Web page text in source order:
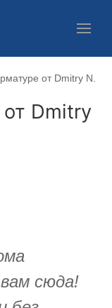
от ​Dmitry N.
​Dmitry
сюда!